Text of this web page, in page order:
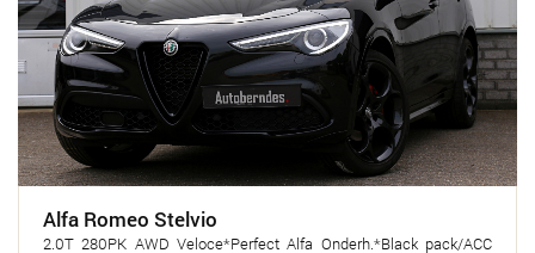
Alfa Romeo Stelvio
2.0T 280PK AWD Veloce*Perfect Alfa Onderh.*Black pack/ACC